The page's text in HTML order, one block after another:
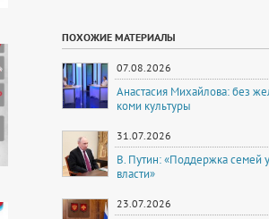
ПОХОЖИЕ МАТЕРИАЛЫ
07.08.2026
Анастасия Михайлова: без
коми культуры
31.07.2026
В. Путин: «Поддержка семей
власти»
23.07.2026